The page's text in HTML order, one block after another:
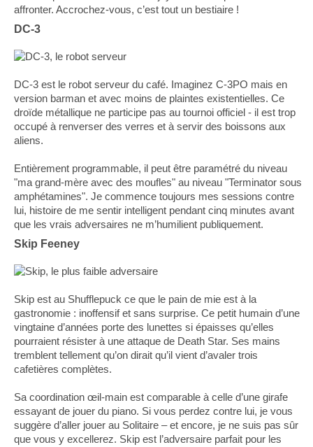
affronter. Accrochez-vous, c’est tout un bestiaire !
DC-3
DC-3 est le robot serveur du café. Imaginez C-3PO mais en
version barman et avec moins de plaintes existentielles. Ce
droïde métallique ne participe pas au tournoi officiel - il est trop
occupé à renverser des verres et à servir des boissons aux
aliens.
Entièrement programmable, il peut être paramétré du niveau
"ma grand-mère avec des moufles" au niveau "Terminator sous
amphétamines". Je commence toujours mes sessions contre
lui, histoire de me sentir intelligent pendant cinq minutes avant
que les vrais adversaires ne m’humilient publiquement.
Skip Feeney
Skip est au Shufflepuck ce que le pain de mie est à la
gastronomie : inoffensif et sans surprise. Ce petit humain d’une
vingtaine d’années porte des lunettes si épaisses qu’elles
pourraient résister à une attaque de Death Star. Ses mains
tremblent tellement qu’on dirait qu’il vient d’avaler trois
cafetières complètes.
Sa coordination œil-main est comparable à celle d’une girafe
essayant de jouer du piano. Si vous perdez contre lui, je vous
suggère d’aller jouer au Solitaire – et encore, je ne suis pas sûr
que vous y excellerez. Skip est l’adversaire parfait pour les